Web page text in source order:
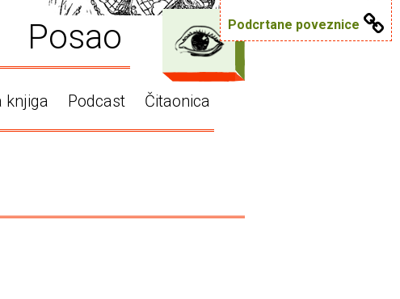
Podcrtane poveznice
Posao
knjiga Podcast Čitaonica